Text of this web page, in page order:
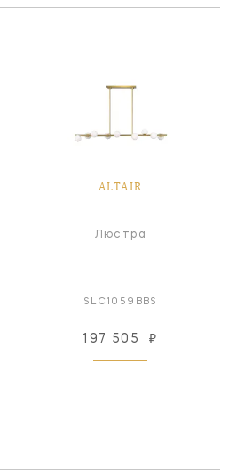
ALTAIR
Люстра
SLC1059BBS
197 505 ₽